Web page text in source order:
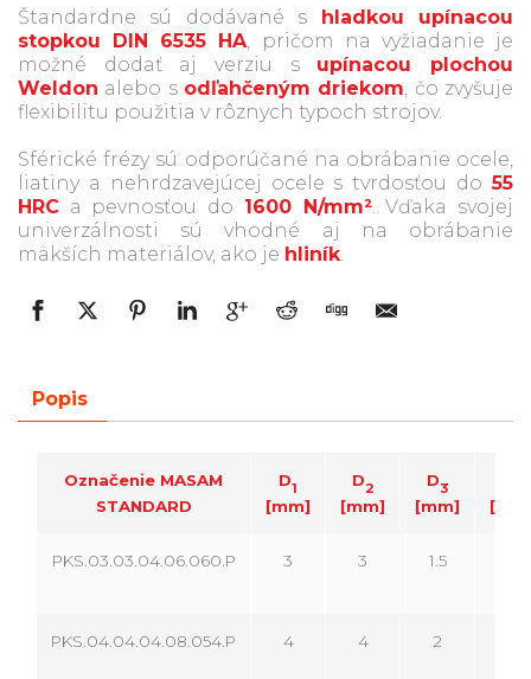
Štandardne sú dodávané s hladkou upínacou
stopkou DIN 6535 HA, pričom na vyžiadanie je
možné dodať aj verziu s upínacou plochou
Weldon alebo s odľahčeným driekom, čo zvyšuje
flexibilitu použitia v rôznych typoch strojov.
Sférické frézy sú odporúčané na obrábanie ocele,
liatiny a nehrdzavejúcej ocele s tvrdosťou do55
HRC a pevnosťou do 1600 N/mm². Vďaka svojej
univerzálnosti sú vhodné aj na obrábanie
mäkších materiálov, ako je hliník.
Popis
Označenie MASAM
STANDARD
D1
[mm]
D2
[mm]
D3
[mm]
PKS.03.03.04.06.060.P 3 3 1.5
PKS.04.04.04.08.054.P 4 4 2